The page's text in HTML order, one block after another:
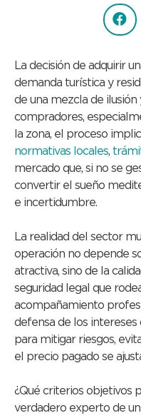
La decisión de adquirir
demanda turística y
de una mezcla de
compradores,
la zona, el proceso
normativas locales,
mercado que, si no se
convertir el sueño
e incertidumbre.
La realidad del sector
operación no depende
atractiva, sino de la
seguridad legal que
acompañamiento
defensa de los
para mitigar riesgos,
el precio pagado se
¿Qué criterios objetivos
verdadero experto de